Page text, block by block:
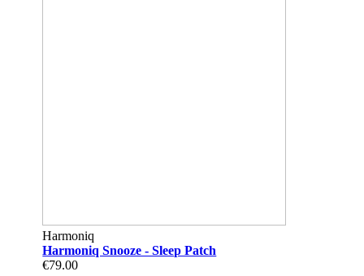
Harmoniq
Harmoniq Snooze - Sleep Patch
€79.00